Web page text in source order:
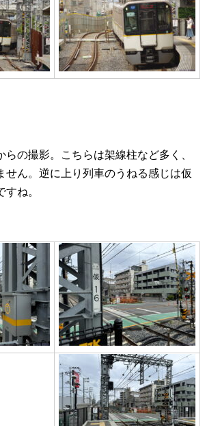
らの撮影。こちらは架線柱など多く、
せん。逆に上り列車のうねる感じは仮
ね。